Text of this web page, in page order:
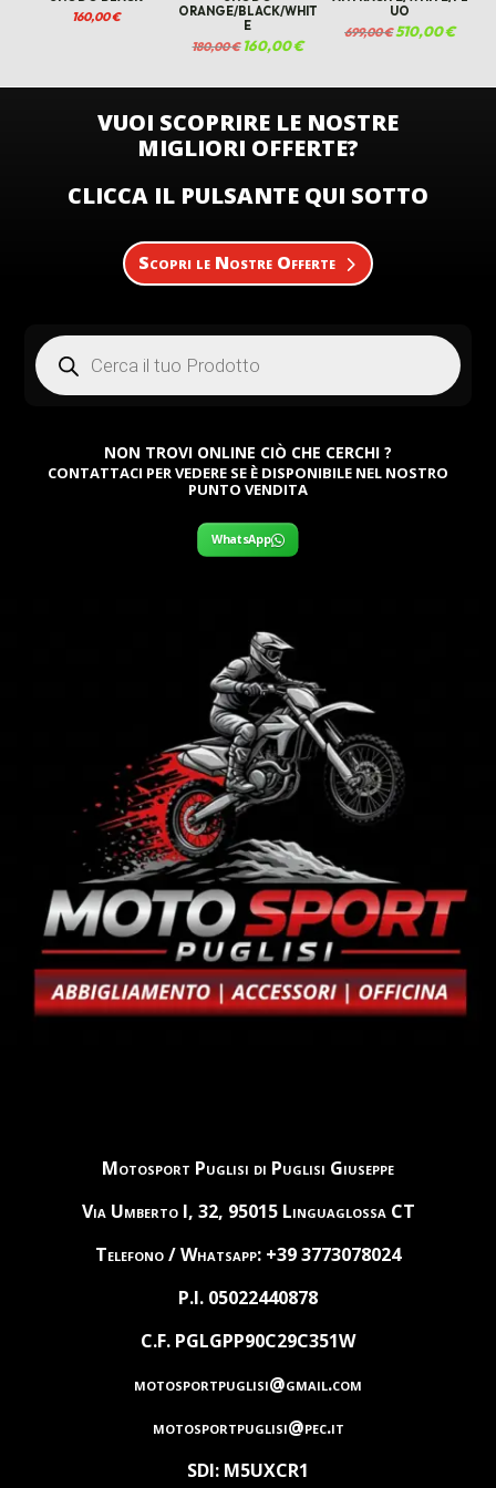
160,00€
ORANGE/BLACK/WHIT
E
180,00€ Il
prezzo
180,00 €.
160,00€Il
prezzo
160,00 €.
UO
699,00€ Il
prezzo
510,00€Il
prezzo
VUOI SCOPRIRE LE NOSTRE
MIGLIORI OFFERTE?
CLICCA IL PULSANTE QUI SOTTO
Scopri le Nostre Offerte
Products
search
NON TROVI ONLINE CIÒ CHE CERCHI ?
CONTATTACI PER VEDERE SE È DISPONIBILE NEL NOSTRO
PUNTO VENDITA
WhatsApp
Motosport Puglisi di Puglisi Giuseppe
Via Umberto I, 32, 95015 Linguaglossa CT
Telefono / Whatsapp: +39 3773078024
P.I. 05022440878
C.F. PGLGPP90C29C351W
motosportpuglisi@gmail.com
motosportpuglisi@pec.it
SDI: M5UXCR1